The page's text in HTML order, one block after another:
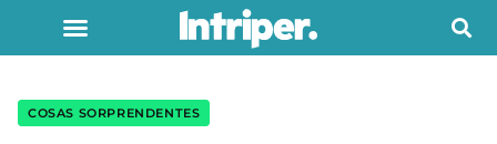
COSAS SORPRENDENTES